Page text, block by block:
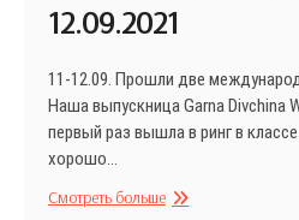
12.09.2021
11-12.09. Прошли две
Наша выпускница Garna Divchina
первый раз вышла в ринг в
хорошо…
Смотреть большеCACIB